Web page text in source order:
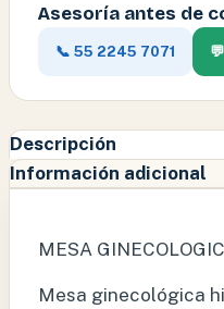
Asesoría antes de
📞 55 2245 7071
Descripción
Información adicional
MESA
Mesa ginecológica